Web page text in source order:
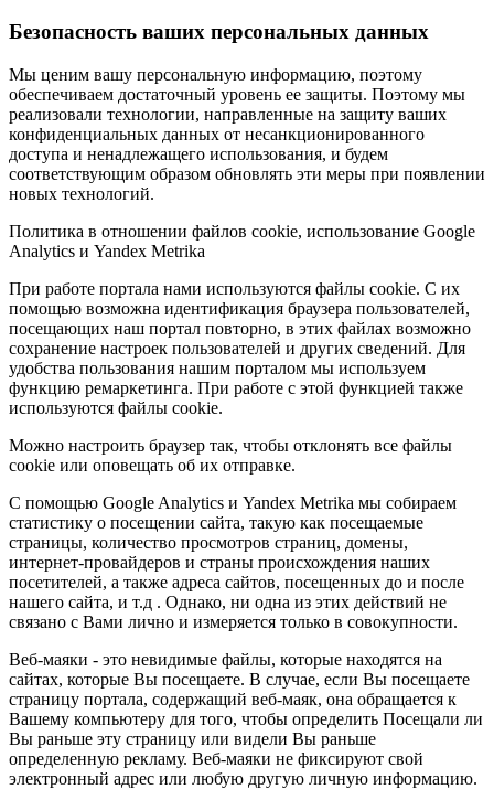
Безопасность ваших персональных данных
Мы ценим вашу персональную информацию, поэтому
обеспечиваем достаточный уровень ее защиты. Поэтому мы
реализовали технологии, направленные на защиту ваших
конфиденциальных данных от несанкционированного
доступа и ненадлежащего использования, и будем
соответствующим образом обновлять эти меры при появлении
новых технологий.
Политика в отношении файлов cookie, использование Google
Analytics и Yandex Metrika
При работе портала нами используются файлы cookie. С их
помощью возможна идентификация браузера пользователей,
посещающих наш портал повторно, в этих файлах возможно
сохранение настроек пользователей и других сведений. Для
удобства пользования нашим порталом мы используем
функцию ремаркетинга. При работе с этой функцией также
используются файлы cookie.
Можно настроить браузер так, чтобы отклонять все файлы
cookie или оповещать об их отправке.
С помощью Google Analytics и Yandex Metrika мы собираем
статистику о посещении сайта, такую ​​как посещаемые
страницы, количество просмотров страниц, домены,
интернет-провайдеров и страны происхождения наших
посетителей, а также адреса сайтов, посещенных до и после
нашего сайта, и т.д . Однако, ни одна из этих действий не
связано с Вами лично и измеряется только в совокупности.
Веб-маяки - это невидимые файлы, которые находятся на
сайтах, которые Вы посещаете. В случае, если Вы посещаете
страницу портала, содержащий веб-маяк, она обращается к
Вашему компьютеру для того, чтобы определить Посещали ли
Вы раньше эту страницу или видели Вы раньше
определенную рекламу. Веб-маяки не фиксируют свой
электронный адрес или любую другую личную информацию.